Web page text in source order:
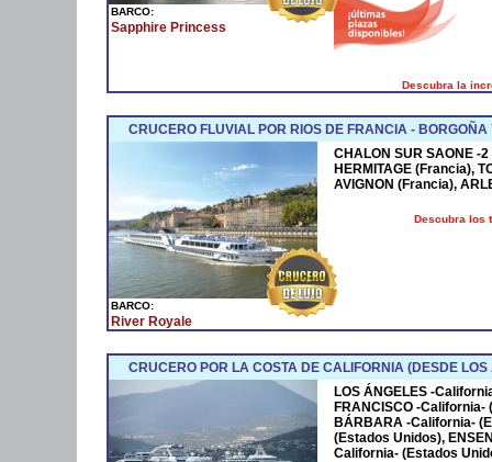
BARCO:
Sapphire Princess
Descubra la
CRUCERO FLUVIAL POR RIOS DE FRANCIA -
BARCO:
River Royale
CHALON SUR SAONE -
HERMITAGE (Francia),
AVIGNON (Francia),
Descubra los
CRUCERO POR LA COSTA DE CALIFORNIA (DESDE LOS
LOS ÁNGELES -
FRANCISCO -California-
BÁRBARA -California-
(Estados Unidos),
California- (Estados